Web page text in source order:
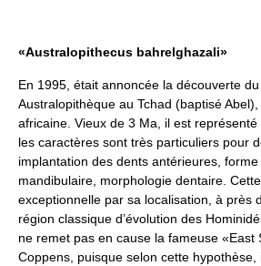
«Australopithecus bahrelghazali»
En 1995, était annoncée la découverte
Australopithèque au Tchad (baptisé
africaine. Vieux de 3 Ma, il est
les caractères sont très particuliers pour
implantation des dents antérieures,
mandibulaire, morphologie dentaire.
exceptionnelle par sa localisation, à près
région classique d’évolution des
ne remet pas en cause la fameuse «East
Coppens, puisque selon cette hypothèse,